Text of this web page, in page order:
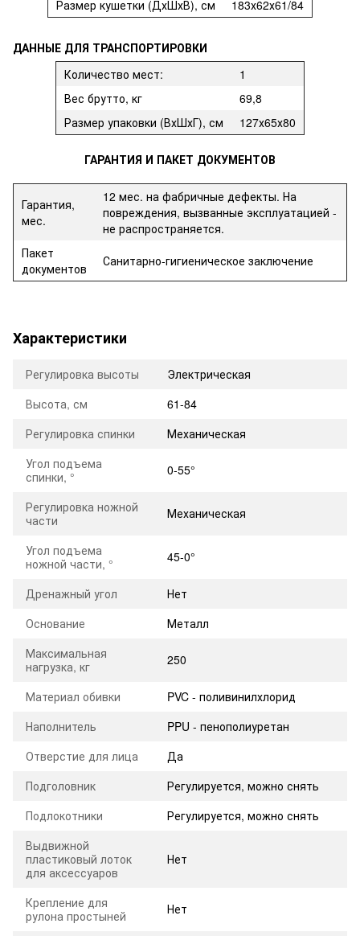
Размер кушетки (ДхШхВ), см 183х62х61/84
ДАННЫЕ ДЛЯ ТРАНСПОРТИРОВКИ
Количество мест:
1
Вес брутто, кг
69,8
Размер упаковки (ВхШхГ), см
127х65х80
ГАРАНТИЯ И ПАКЕТ ДОКУМЕНТОВ
Гарантия,
мес.
12 мес. на фабричные дефекты. На
повреждения, вызванные эксплуатацией -
не распространяется.
Пакет
документов
Санитарно-гигиеническое заключение
Характеристики
Регулировка высоты
Электрическая
Высота, см
61-84
Регулировка спинки
Механическая
Угол подъема
спинки, °
0-55°
Регулировка ножной
части
Механическая
Угол подъема
ножной части, °
45-0°
Дренажный угол
Нет
Основание
Металл
Максимальная
нагрузка, кг
250
Материал обивки
PVC - поливинилхлорид
Наполнитель
PPU - пенополиуретан
Отверстие для лица
Да
Подголовник
Регулируется, можно снять
Подлокотники
Регулируется, можно снять
Выдвижной
пластиковый лоток
для аксессуаров
Нет
Крепление для
рулона простыней
Нет